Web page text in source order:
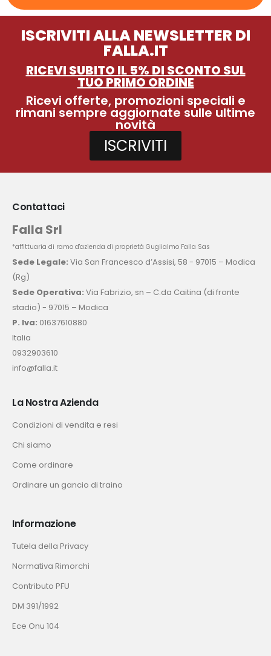
ISCRIVITI ALLA NEWSLETTER DI
FALLA.IT
RICEVI SUBITO IL 5% DI SCONTO SUL
TUO PRIMO ORDINE
Ricevi offerte, promozioni speciali e
rimani sempre aggiornate sulle ultime
novità
ISCRIVITI
Contattaci
Falla Srl
*affittuaria di ramo d'azienda di proprietà Guglialmo Falla Sas
Sede Legale: Via San Francesco d’Assisi, 58 - 97015 – Modica
(Rg)
Sede Operativa: Via Fabrizio, sn – C.da Caitina (di fronte
stadio) - 97015 – Modica
P. Iva: 01637610880
Italia
0932903610
info@falla.it
La Nostra Azienda
Condizioni di vendita e resi
Chi siamo
Come ordinare
Ordinare un gancio di traino
Informazione
Tutela della Privacy
Normativa Rimorchi
Contributo PFU
DM 391/1992
Ece Onu 104